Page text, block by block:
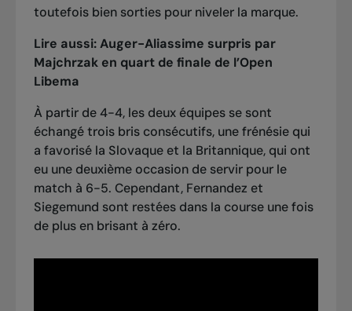
toutefois bien sorties pour niveler la marque.
Lire aussi:Auger-Aliassime surpris par
Majchrzak en quart de finale de l’Open
Libema
À partir de 4-4, les deux équipes se sont
échangé trois bris consécutifs, une frénésie qui
a favorisé la Slovaque et la Britannique, qui ont
eu une deuxième occasion de servir pour le
match à 6-5. Cependant, Fernandez et
Siegemund sont restées dans la course une fois
de plus en brisant à zéro.